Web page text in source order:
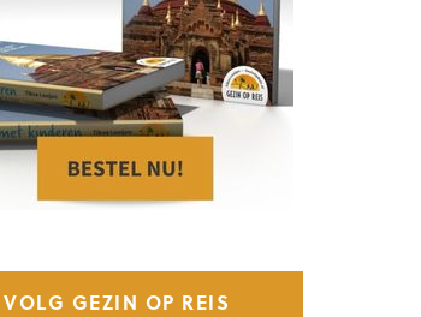
VOLG GEZIN OP REIS